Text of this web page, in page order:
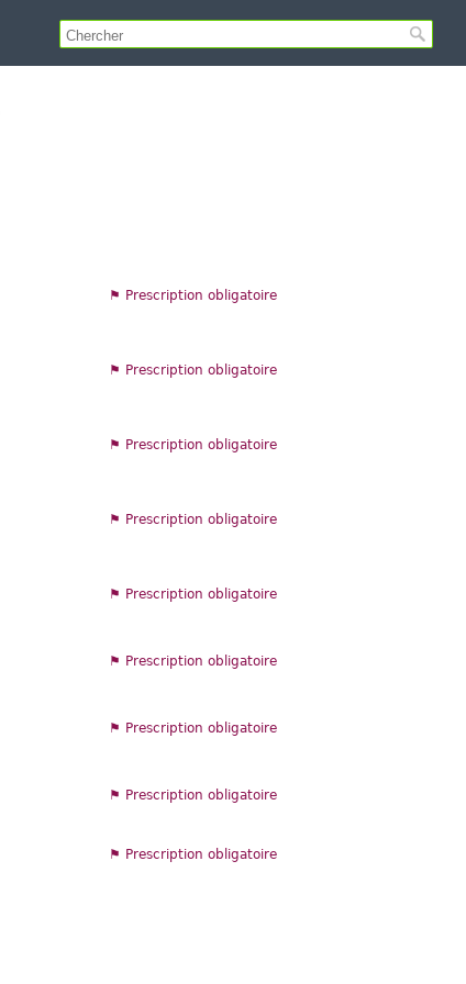
⚑ Prescription obligatoire
⚑ Prescription obligatoire
⚑ Prescription obligatoire
⚑ Prescription obligatoire
⚑ Prescription obligatoire
⚑ Prescription obligatoire
⚑ Prescription obligatoire
⚑ Prescription obligatoire
⚑ Prescription obligatoire